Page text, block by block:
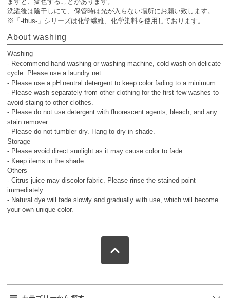
洗濯後は陰干しにて、保管時は光が入らない場所にお願い致します。
※「-thus-」シリーズは化学繊維、化学染料を使用しております。
About washing
Washing
- Recommend hand washing or washing machine, cold wash on delicate
cycle. Please use a laundry net.
- Please use a pH neutral detergent to keep color fading to a minimum.
- Please wash separately from other clothing for the first few washes to
avoid staing to other clothes.
- Please do not use detergent with fluorescent agents, bleach, and any
stain remover.
- Please do not tumbler dry. Hang to dry in shade.
Storage
- Please avoid direct sunlight as it may cause color to fade.
- Keep items in the shade.
Others
- Citrus juice may discolor fabric. Please rinse the stained point
immediately.
- Natural dye will fade slowly and gradually with use, which will become
your own unique color.